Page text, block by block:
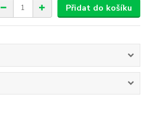
Přidat do košíku